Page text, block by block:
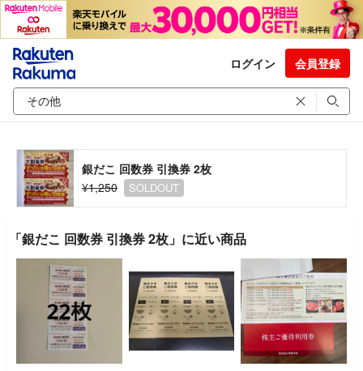
ログイン 会員登録
銀だこ 回数券 引換券 2枚
¥1,250
SOLDOUT
「銀だこ 回数券 引換券 2枚」に近い商品